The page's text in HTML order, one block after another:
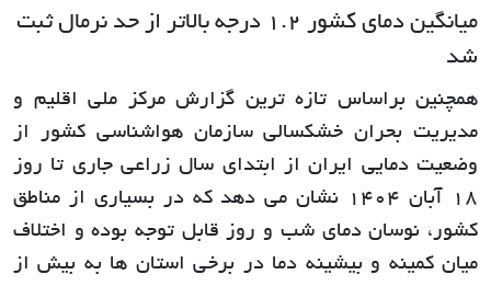
میانگین دمای کشور 1.2 درجه بالاتر از حد نرمال ثبت
شد
همچنین براساس تازه ترین گزارش مرکز ملی اقلیم و
مدیریت بحران خشکسالی سازمان هواشناسی کشور از
وضعیت دمایی ایران از ابتدای سال زراعی جاری تا روز
18 آبان 1404 نشان می دهد که در بسیاری از مناطق
کشور، نوسان دمای شب و روز قابل توجه بوده و اختلاف
میان کمینه و بیشینه دما در برخی استان ها به بیش از